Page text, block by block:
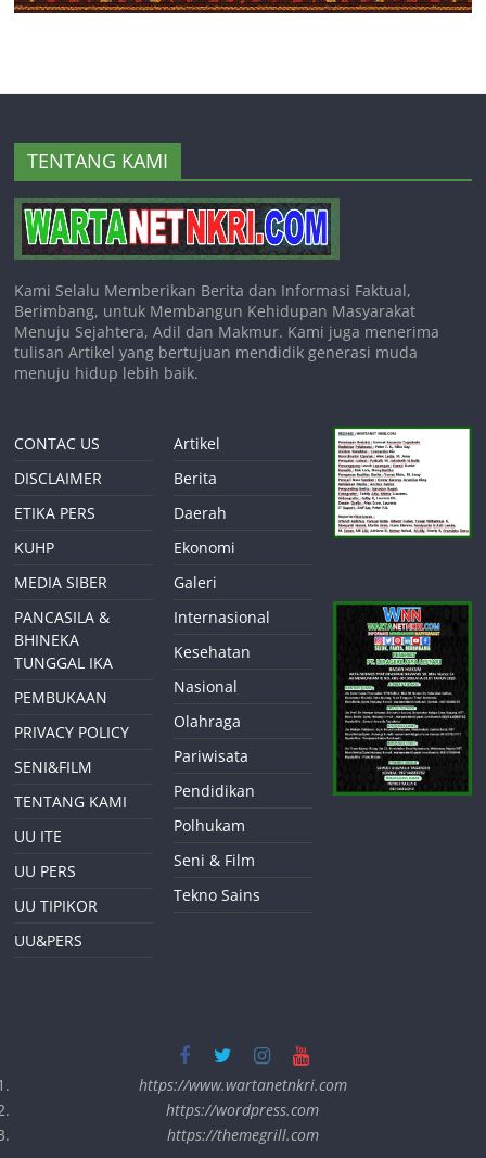
TENTANG KAMI
Kami Selalu Memberikan Berita dan Informasi Faktual,
Berimbang, untuk Membangun Kehidupan Masyarakat
Menuju Sejahtera, Adil dan Makmur. Kami juga menerima
tulisan Artikel yang bertujuan mendidik generasi muda
menuju hidup lebih baik.
CONTAC US
DISCLAIMER
ETIKA PERS
KUHP
MEDIA SIBER
PANCASILA &
BHINEKA
TUNGGAL IKA
PEMBUKAAN
PRIVACY POLICY
SENI&FILM
TENTANG KAMI
UU ITE
UU PERS
UU TIPIKOR
UU&PERS
Artikel
Berita
Daerah
Ekonomi
Galeri
Internasional
Kesehatan
Nasional
Olahraga
Pariwisata
Pendidikan
Polhukam
Seni & Film
Tekno Sains
https://www.wartanetnkri.com
https://wordpress.com
https://themegrill.com